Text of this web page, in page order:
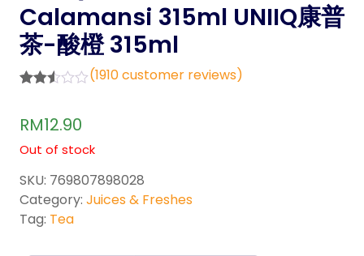
Calamansi 315ml UNIIQ康普
茶-酸橙 315ml
out of
base
cust
omer
rating
s
(1910customer reviews)
RM12.90
Out of stock
SKU: 769807898028
Category: Juices & Freshes
Tag: Tea